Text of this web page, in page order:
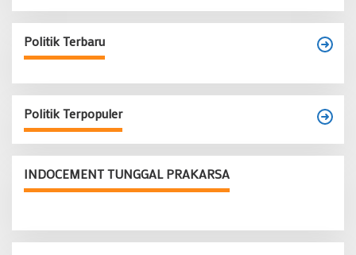
Politik Terbaru
Politik Terpopuler
INDOCEMENT TUNGGAL PRAKARSA